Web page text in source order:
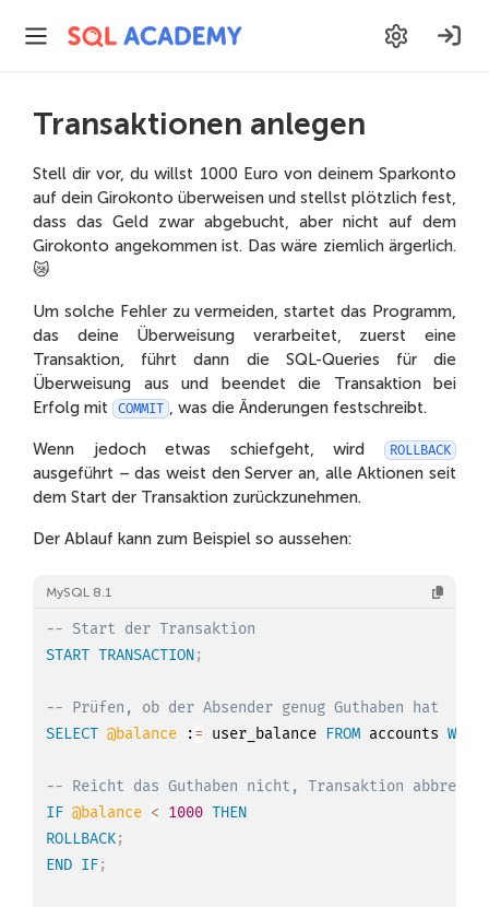
Transaktionen anlegen
Stell dir vor, du willst 1000 Euro von deinem Sparkonto
auf dein Girokonto überweisen und stellst plötzlich fest,
dass das Geld zwar abgebucht, aber nicht auf dem
Girokonto angekommen ist. Das wäre ziemlich ärgerlich.
😿
Um solche Fehler zu vermeiden, startet das Programm,
das deine Überweisung verarbeitet, zuerst eine
Transaktion, führt dann die SQL-Queries für die
Überweisung aus und beendet die Transaktion bei
Erfolg mit
COMMIT , was die Änderungen festschreibt.
Wenn jedoch etwas schiefgeht, wird ROLLBACK
ausgeführt – das weist den Server an, alle Aktionen seit
dem Start der Transaktion zurückzunehmen.
Der Ablauf kann zum Beispiel so aussehen:
MySQL 8.1
-- Start der Transaktion
START TRANSACTION;
-- Prüfen, ob der Absender genug Guthaben hat
SELECT @balance := user_balance FROM accounts
-- Reicht das Guthaben nicht, Transaktion
IF @balance < 1000 THEN
ROLLBACK;
END IF;